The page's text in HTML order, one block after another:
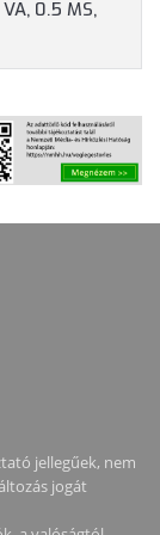
0.5 MS,
jellegűek, nem
jogát